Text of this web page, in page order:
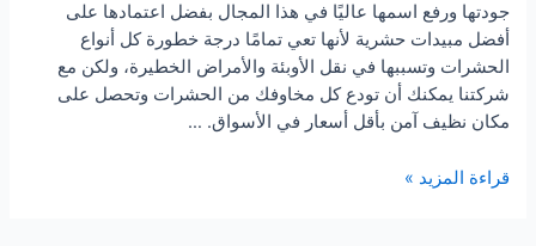
جودتها ورفع اسمها عاليًا في هذا المجال بفضل اعتمادها على
أفضل مبيدات حشرية لأنها تعي تمامًا درجة خطورة كل أنواع
الحشرات وتسببها في نقل الأوبئة والأمراض الخطيرة، ولكن مع
شركتنا يمكنك أن تودع كل مخاوفك من الحشرات وتحصل على
مكان نظيف آمن بأقل أسعار في الأسواق. …
شركة
قراءة المزيد »